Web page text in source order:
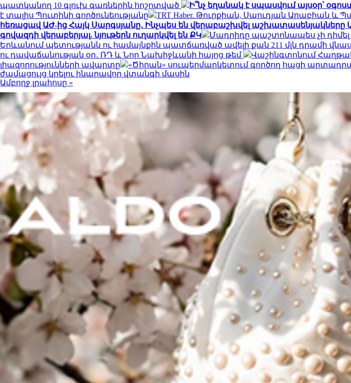
պատկանող 10 գլուխ գառներին հոշոտված
Ի՞նչ եղանակ է սպասվում այսօր՝
է տալիս Պուտինի գործունեությանը
TRT Haber. Թուրքիան, Սաուդյան Արաբիան
հեռացավ ԱԺ-ից Հայկ Սարգսյանը․ Ինչպես են վերաբաշխվել աշխատասենյակները
գովազդի վերաբերյալ. նյութերն ուղարկվել են ՔԿ
Մադրիդը պաշտոնապես չի դիմել
Երևանում պետությանն ու համայնքին պատճառված ավելի քան 211 մլն դրամի
ու դավաճանության օր․ ՌԴ և Նոր Նախիջևանի հայոց թեմ
Վաշինգտոնում
լիազորությունների ավարտը
«Ծիրան» սուպերմարկետում գործող հացի
ժամացույց կրելու հնարավոր վտանգի մասին
Ամբողջ լրահոսը »